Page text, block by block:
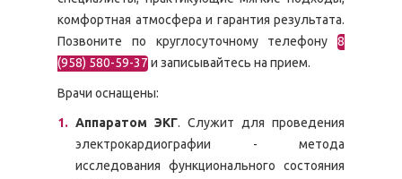
комфортная атмосфера и гарантия результата.
Позвоните по круглосуточному телефону 8
(958) 580-59-37и записывайтесь на прием.
Врачи оснащены:
Аппаратом ЭКГ. Служит для проведения
электрокардиографии - метода
исследования функционального состояния